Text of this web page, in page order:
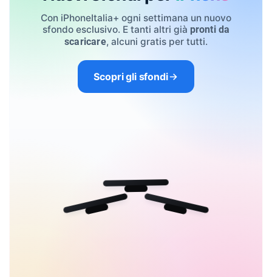
Con iPhoneItalia+ ogni settimana un nuovo
sfondo esclusivo. E tanti altri già pronti da
scaricare, alcuni gratis per tutti.
Scopri gli sfondi